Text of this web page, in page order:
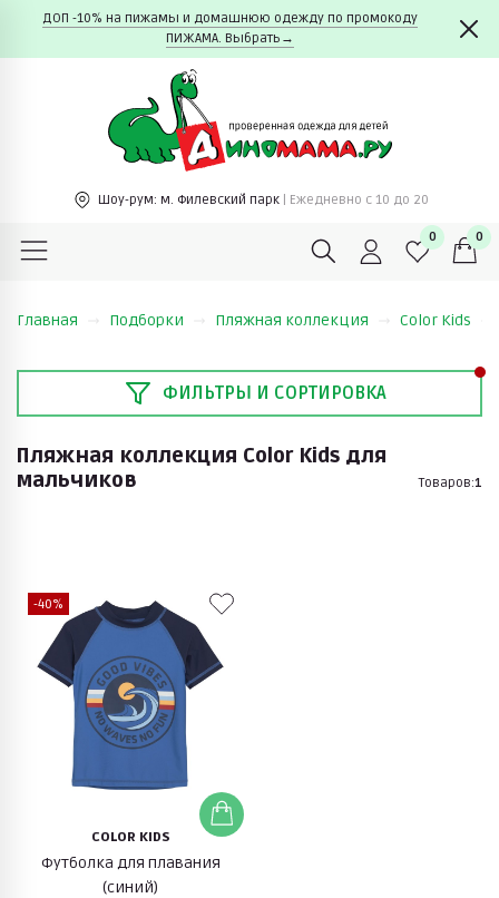
ДОП -10% на пижамы и домашнюю одежду по промокоду
ПИЖАМА. Выбрать→
Шоу-рум: м. Филевский парк | Ежедневно c 10 до 20
0 0
Главная Подборки Пляжная коллекция Color Kids
ФИЛЬТРЫ И СОРТИРОВКА
Пляжная коллекция Color Kids для
мальчиков
Товаров:1
-40%
COLOR KIDS
Футболка для плавания
(синий)